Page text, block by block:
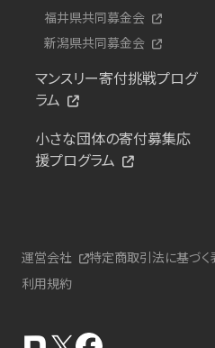
福井県共同募金会
新潟県共同募金会
マンスリー寄付挑戦プログ
ラム
小さな団体の寄付募集応
援プログラム
運営会社 特定商取引法に基づく
利用規約